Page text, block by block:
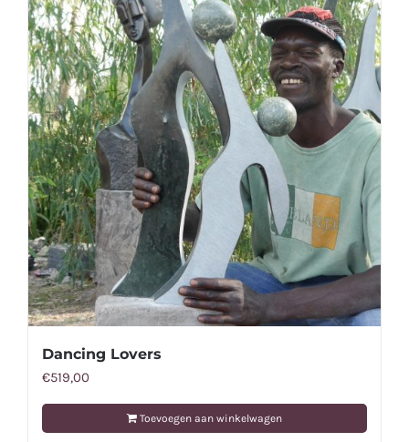
Dancing Lovers
€519,00
Toevoegen aan winkelwagen